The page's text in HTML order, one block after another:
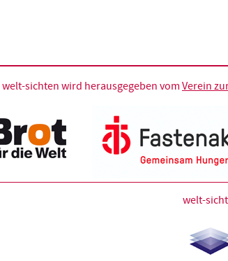
welt-sichten wird herausgegeben vom Verein
welt-